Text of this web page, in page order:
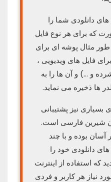
های دانلودی شما را
که برای هر نوع فایل
مثال پوشه ای برای
فایل های ویدیویی ،
و …) و آن ها را به
ها ذخیره می نماید.
بسیاری نیز پشتیبانی
شیرین فارسی است.
آسان بوده و با چند
دانلودی خود را
که استفاده از اینترنت
نیاز هر کاربر و فردی